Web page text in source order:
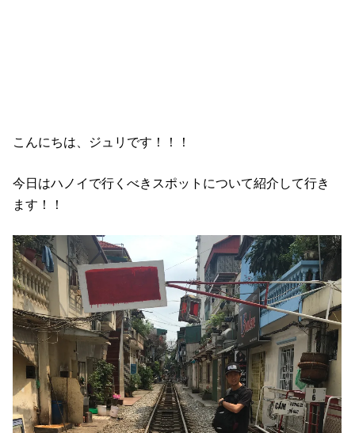
こんにちは、ジュリです！！！
今日はハノイで行くべきスポットについて紹介して行き
ます！！